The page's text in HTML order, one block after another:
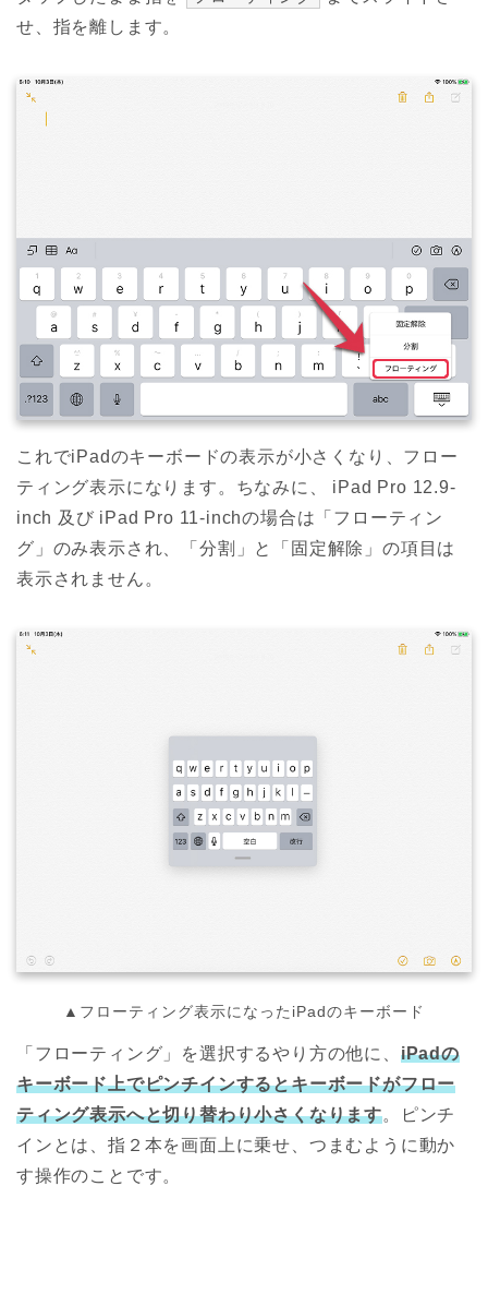
せ、指を離します。
これでiPadのキーボードの表示が小さくなり、フロー
ティング表示になります。ちなみに、 iPad Pro 12.9-
inch 及び iPad Pro 11-inchの場合は「フローティン
グ」のみ表示され、「分割」と「固定解除」の項目は
表示されません。
▲フローティング表示になったiPadのキーボード
「フローティング」を選択するやり方の他に、 iPadの
キーボード上でピンチインするとキーボードがフロー
ティング表示へと切り替わり小さくなります。ピンチ
インとは、指２本を画面上に乗せ、つまむように動か
す操作のことです。